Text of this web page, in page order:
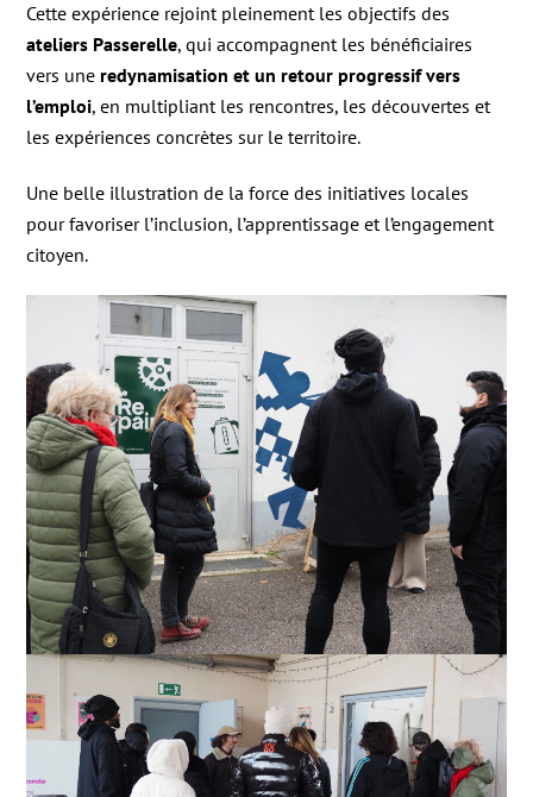
Cette expérience rejoint pleinement les objectifs des
ateliers Passerelle, qui accompagnent les bénéficiaires
vers uneredynamisation et un retour progressif vers
l’emploi, en multipliant les rencontres, les découvertes et
les expériences concrètes sur le territoire.
Une belle illustration de la force des initiatives locales
pour favoriser l’inclusion, l’apprentissage et l’engagement
citoyen.